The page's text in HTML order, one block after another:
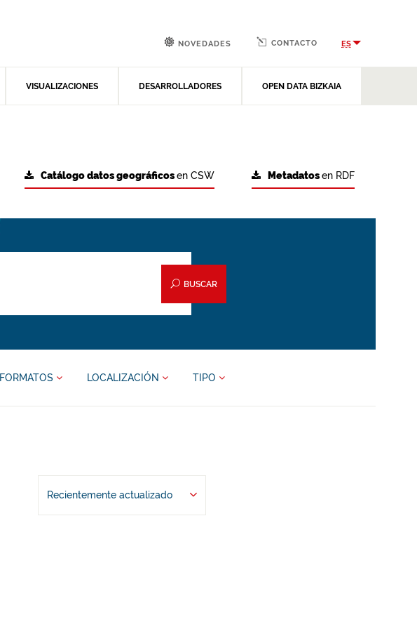
VISUALIZACIONES DESARROLLADORES OPEN DATA BIZKAIA
NOVEDADES CONTACTO ES
Metadatosen RDF
Catálogo datos geográficosen CSW
BUSCAR
FORMATOS LOCALIZACIÓN TIPO
Recientemente actualizado